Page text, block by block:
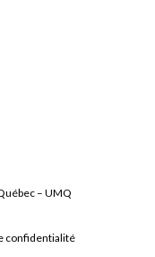
– UMQ
confidentialité